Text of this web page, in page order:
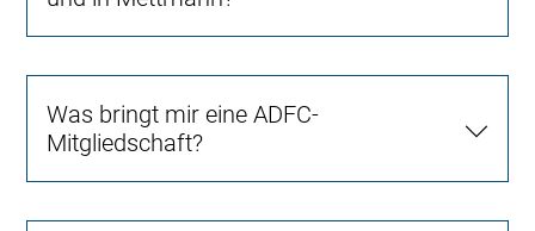
Was bringt mir eine ADFC-
Mitgliedschaft?